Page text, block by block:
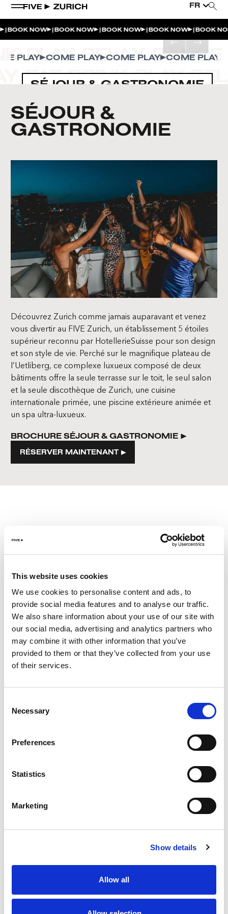
This website uses cookies
We use cookies to personalise content and ads, to
provide social media features and to analyse our traffic.
We also share information about your use of our site with
our social media, advertising and analytics partners who
may combine it with other information that you’ve
provided to them or that they’ve collected from your use
of their services.
Selection
Necessary
Preferences
Statistics
Marketing
Show details
Allow all
FR
| BOOK NOW | BOOK NOW | BOOK NOW | BOOK NOW | BOOK
PLAY COME PLAY COME PLAY COME PLAY
SÉJOUR & GASTRONOMIE
SÉJOUR &
GASTRONOMIE
Découvrez Zurich comme jamais auparavant et venez
vous divertir au FIVE Zurich, un établissement 5 étoiles
supérieur reconnu par HotellerieSuisse pour son design
et son style de vie. Perché sur le magnifique plateau de
l’Uetliberg, ce complexe luxueux composé de deux
bâtiments offre la seule terrasse sur le toit, le seul salon
et la seule discothèque de Zurich, une cuisine
internationale primée, une piscine extérieure animée et
un spa ultra-luxueux.
BROCHURE SÉJOUR & GASTRONOMIE
RÉSERVER MAINTENANT
CONDITIONS
L’offre demi-pension inclut le petit-déjeuner ainsi que
le déjeuner ou le dîner.
L’offre pension complète inclut le petit-déjeuner, le
déjeuner et le dîner.
Les repas en demi-pension et pension complète sont
servis soit sous forme de menu fixe, soit sous forme
de crédit utilisable dans les restaurants partenaires.
L’eau plate est incluse. Toutes les autres boissons, y
incluses.
L’hôtel se réserve le droit de fermer certains points
de restauration ou de modifier leurs horaires, sans
préavis ni responsabilité.
toute modification au concept sans notification
préalable à des tiers ou organisations.
L’AMBIANCE